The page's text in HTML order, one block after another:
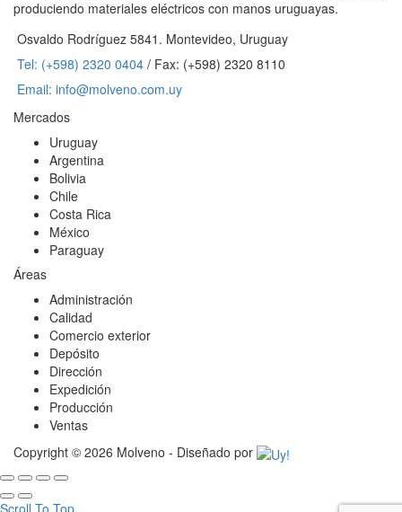
produciendo materiales eléctricos con manos uruguayas.
Osvaldo Rodríguez 5841. Montevideo, Uruguay
Tel: (+598) 2320 0404 / Fax: (+598) 2320 8110
Email: info@molveno.com.uy
Mercados
Uruguay
Argentina
Bolivia
Chile
Costa Rica
México
Paraguay
Áreas
Administración
Calidad
Comercio exterior
Depósito
Dirección
Expedición
Producción
Ventas
Copyright © 2026 Molveno - Diseñado por
Scroll To Top